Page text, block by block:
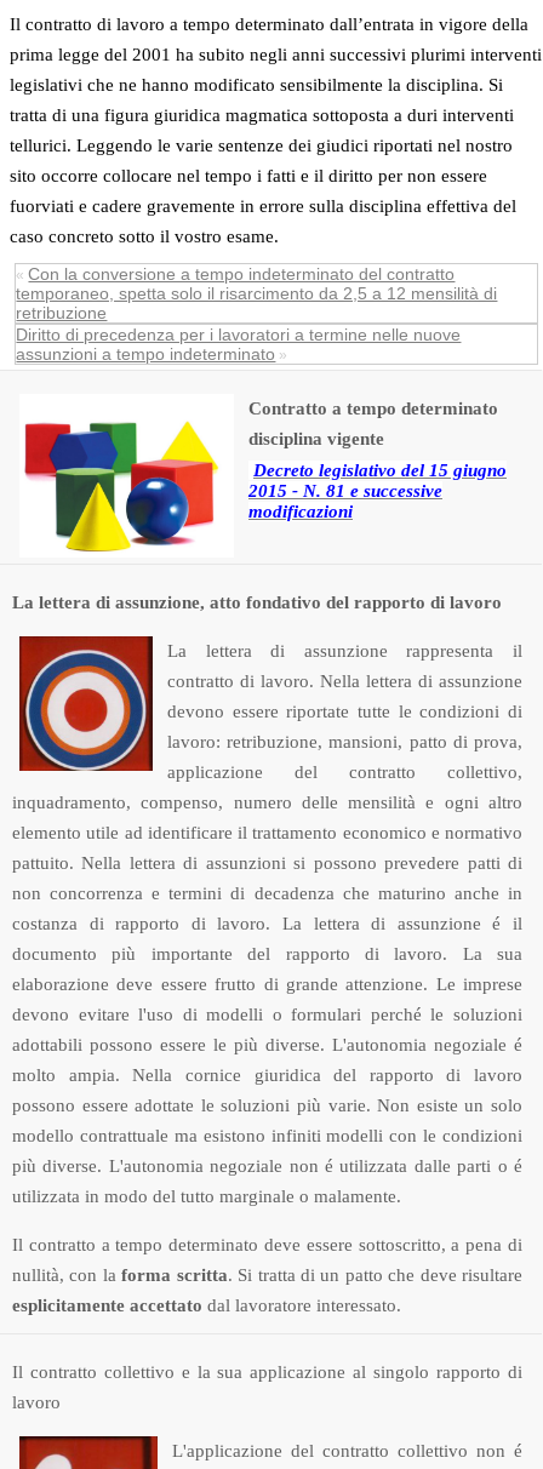
Il contratto di lavoro a tempo determinato dall’entrata in vigore della
prima legge del 2001 ha subito negli anni successivi plurimi interventi
legislativi che ne hanno modificato sensibilmente la disciplina. Si
tratta di una figura giuridica magmatica sottoposta a duri interventi
tellurici. Leggendo le varie sentenze dei giudici riportati nel nostro
sito occorre collocare nel tempo i fatti e il diritto per non essere
fuorviati e cadere gravemente in errore sulla disciplina effettiva del
caso concreto sotto il vostro esame.
« Con la conversione a tempo indeterminato del contratto
temporaneo, spetta solo il risarcimento da 2,5 a 12 mensilità di
retribuzione
Diritto di precedenza per i lavoratori a termine nelle nuove
assunzioni a tempo indeterminato »
Contratto a tempo determinato
disciplina vigente
Decreto legislativo del 15 giugno
2015 - N. 81 e successive
modificazioni
La lettera di assunzione, atto fondativo del rapporto di lavoro
La lettera di assunzione rappresenta il
contratto di lavoro. Nella lettera di assunzione
devono essere riportate tutte le condizioni di
lavoro: retribuzione, mansioni, patto di prova,
applicazione del contratto collettivo,
inquadramento, compenso, numero delle mensilità e ogni altro
elemento utile ad identificare il trattamento economico e normativo
pattuito. Nella lettera di assunzioni si possono prevedere patti di
non concorrenza e termini di decadenza che maturino anche in
costanza di rapporto di lavoro. La lettera di assunzione é il
documento più importante del rapporto di lavoro. La sua
elaborazione deve essere frutto di grande attenzione. Le imprese
devono evitare l'uso di modelli o formulari perché le soluzioni
adottabili possono essere le più diverse. L'autonomia negoziale é
molto ampia. Nella cornice giuridica del rapporto di lavoro
possono essere adottate le soluzioni più varie. Non esiste un solo
modello contrattuale ma esistono infiniti modelli con le condizioni
più diverse. L'autonomia negoziale non é utilizzata dalle parti o é
utilizzata in modo del tutto marginale o malamente.
Il contratto a tempo determinato deve essere sottoscritto, a pena di
nullità, con laforma scritta. Si tratta di un patto che deve risultare
esplicitamente accettato dal lavoratore interessato.
Il contratto collettivo e la sua applicazione al singolo rapporto di
lavoro
L'applicazione del contratto collettivo non é